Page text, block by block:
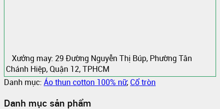
Xưởng may: 29 Đường Nguyễn Thị Búp, Phường Tân
Chánh Hiệp, Quận 12, TPHCM
Danh mục: Áo thun cotton 100% nữ, Cổ tròn
Danh mục sản phẩm